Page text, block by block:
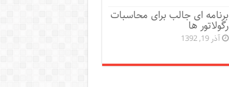
برنامه ای جالب برای محاسبات
رگولاتور ها
آذر 19, 1392